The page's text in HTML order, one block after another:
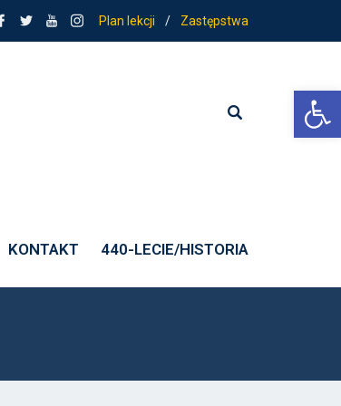
Plan lekcji / Zastępstwa
KONTAKT 440-LECIE/HISTORIA